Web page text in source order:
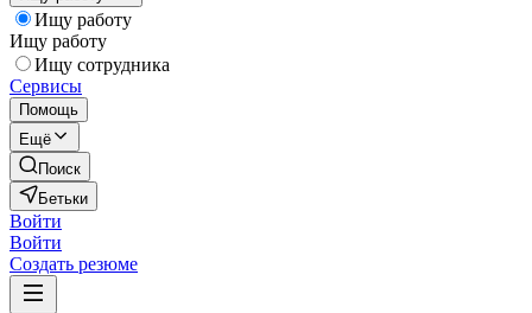
Ищу работу
Ищу работу
Ищу сотрудника
Сервисы
Помощь
Ещё
Поиск
Бетьки
Войти
Войти
Создать резюме